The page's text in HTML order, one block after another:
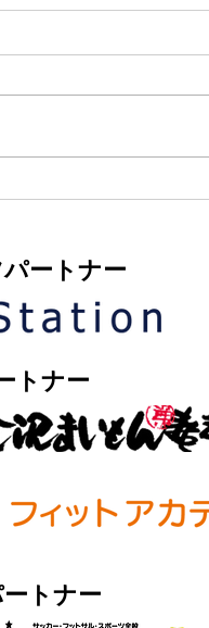
ートナー
トナー
トナー